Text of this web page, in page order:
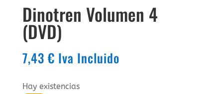
Dinotren Volumen 4
(DVD)
7,43 € Iva Incluido
Hay existencias